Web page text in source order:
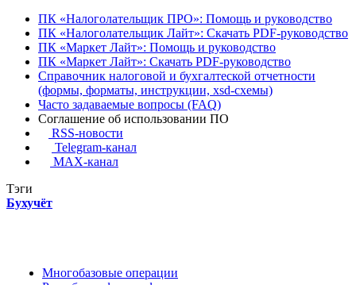
ПК «Налоголательщик ПРО»: Помощь и руководство
ПК «Налоголательщик Лайт»: Скачать PDF-руководство
ПК «Маркет Лайт»: Помощь и руководство
ПК «Маркет Лайт»: Скачать PDF-руководство
Справочник налоговой и бухгалтеской отчетности
(формы, форматы, инструкции, xsd-схемы)
Часто задаваемые вопросы (FAQ)
Соглашение об использовании ПО
RSS-новости
Telegram-канал
MAX-канал
Тэги
Бухучёт
Многобазовые операции